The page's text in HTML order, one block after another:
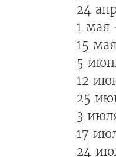
24
1 мая
15
5
12
25
3
17
24